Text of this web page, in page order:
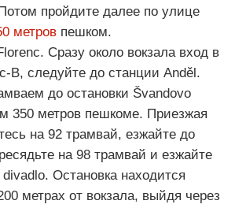
пройдите далее по улице
метров пешком.
Сразу около вокзала вход в
В, следуйте до станции Anděl.
до остановки Švandovo
350 метров пешкоме. Приезжая
на 92 трамвай, езжайте до
на 98 трамвай и езжайте
Остановка находится
метрах от вокзала, выйдя через